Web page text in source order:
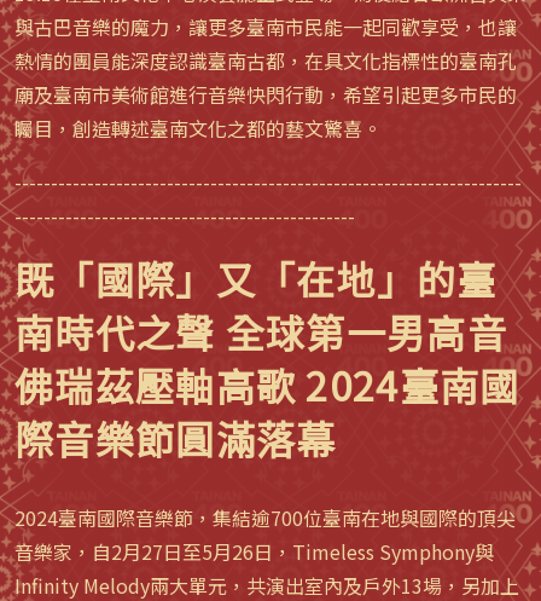
與古巴音樂的魔力，讓更多臺南市民能一起同歡享受，也讓
熱情的團員能深度認識臺南古都，在具文化指標性的臺南孔
廟及臺南市美術館進行音樂快閃行動，希望引起更多市民的
矚目，創造轉述臺南文化之都的藝文驚喜。
----------------------------------------------------------------------
-----------------------------------------------
既「國際」又「在地」的臺
南時代之聲 全球第一男高音
佛瑞茲壓軸高歌 2024臺南國
際音樂節圓滿落幕
2024臺南國際音樂節，集結逾700位臺南在地與國際的頂尖
音樂家，自2月27日至5月26日，Timeless Symphony與
Infinity Melody兩大單元，共演出室內及戶外13場，另加上